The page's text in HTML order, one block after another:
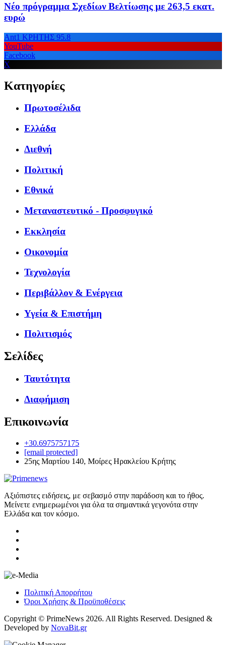
Νέο πρόγραμμα Σχεδίων Βελτίωσης με 263,5 εκατ.
ευρώ
Ant1 ΚΡΗΤΗΣ 95.8
YouTube
Facebook
X
Κατηγορίες
Πρωτοσέλιδα
Ελλάδα
Διεθνή
Πολιτική
Εθνικά
Μεταναστευτικό - Προσφυγικό
Εκκλησία
Οικονομία
Τεχνολογία
Περιβάλλον & Ενέργεια
Υγεία & Επιστήμη
Πολιτισμός
Σελίδες
Ταυτότητα
Διαφήμιση
Επικοινωνία
+30.6975757175
[email protected]
25ης Μαρτίου 140, Μοίρες Ηρακλείου Κρήτης
Αξιόπιστες ειδήσεις, με σεβασμό στην παράδοση και το ήθος.
Μείνετε ενημερωμένοι για όλα τα σημαντικά γεγονότα στην
Ελλάδα και τον κόσμο.
Πολιτική Απορρήτου
Όροι Χρήσης & Προϋποθέσεις
Copyright © PrimeNews 2026. All Rights Reserved. Designed &
Developed by NovaBit.gr